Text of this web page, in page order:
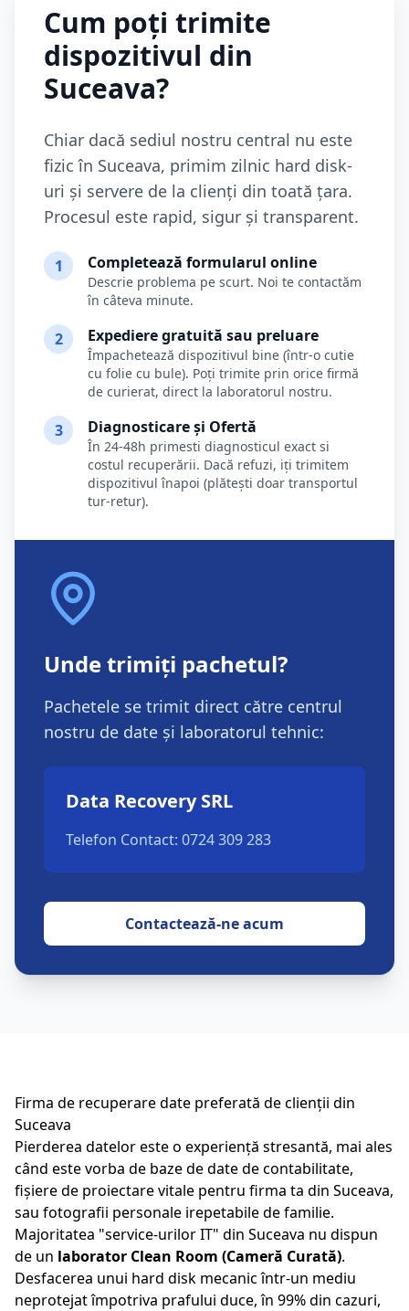
Cum poți trimite
dispozitivul din
Suceava?
Chiar dacă sediul nostru central nu este
fizic în Suceava, primim zilnic hard disk-
uri și servere de la clienți din toată țara.
Procesul este rapid, sigur și transparent.
1 Completează formularul online
Descrie problema pe scurt. Noi te contactăm
în câteva minute.
2 Expediere gratuită sau preluare
Împachetează dispozitivul bine (într-o cutie
cu folie cu bule). Poți trimite prin orice firmă
de curierat, direct la laboratorul nostru.
3 Diagnosticare și Ofertă
În 24-48h primesti diagnosticul exact si
costul recuperării. Dacă refuzi, iți trimitem
dispozitivul înapoi (plătești doar transportul
tur-retur).
Unde trimiți pachetul?
Pachetele se trimit direct către centrul
nostru de date și laboratorul tehnic:
Data Recovery SRL
Telefon Contact: 0724 309 283
Contactează-ne acum
Firma de recuperare date preferată de clienții din
Suceava
Pierderea datelor este o experiență stresantă, mai ales
când este vorba de baze de date de contabilitate,
fișiere de proiectare vitale pentru firma ta din Suceava,
sau fotografii personale irepetabile de familie.
Majoritatea "service-urilor IT" din Suceava nu dispun
de un laborator Clean Room (Cameră Curată).
Desfacerea unui hard disk mecanic într-un mediu
neprotejat împotriva prafului duce, în 99% din cazuri,